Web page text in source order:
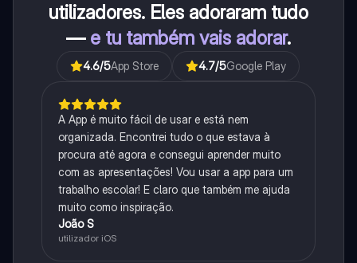
utilizadores. Eles adoraram tudo
— e tu também vais adorar.
4.6/5App Store 4.7/5Google Play
A App é muito fácil de usar e está nem
organizada. Encontrei tudo o que estava à
procura até agora e consegui aprender muito
com as apresentações! Vou usar a app para um
trabalho escolar! E claro que também me ajuda
muito como inspiração.
João S
utilizador iOS